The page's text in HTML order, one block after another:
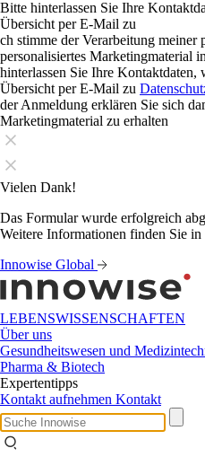
Bitte hinterlassen Sie Ihre
Übersicht per E-Mail zu
ch stimme der Verarbeitung meiner
personalisiertes Marketingmaterial
hinterlassen Sie Ihre Kontaktdaten,
Übersicht per E-Mail zu
der Anmeldung erklären Sie sich
Marketingmaterial zu erhalten
Vielen Dank!
Das Formular wurde erfolgreich
Weitere Informationen finden Sie
Innowise Global
LEBENSWISSENSCHAFTEN
Über uns
Gesundheitswesen und
Pharma & Biotech
Expertentipps
Kontakt aufnehmen Kontakt